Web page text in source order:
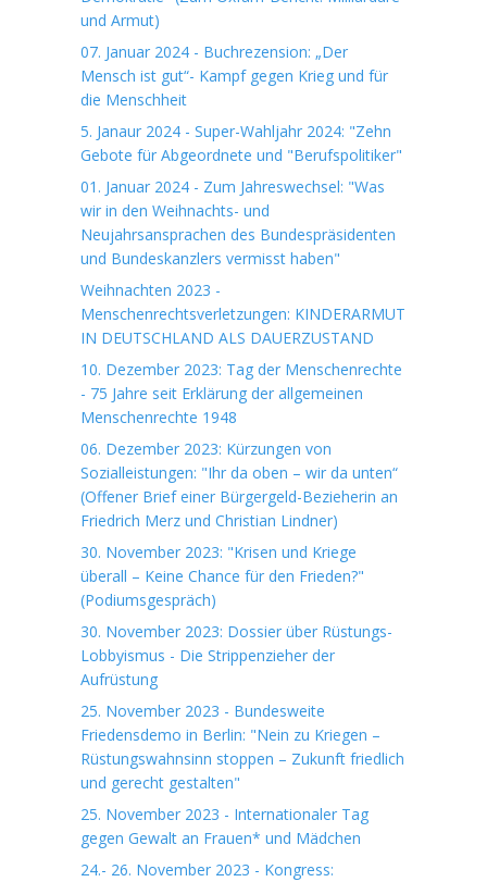
und Armut)
07. Januar 2024 - Buchrezension: „Der
Mensch ist gut“- Kampf gegen Krieg und für
die Menschheit
5. Janaur 2024 - Super-Wahljahr 2024: "Zehn
Gebote für Abgeordnete und "Berufspolitiker"
01. Januar 2024 - Zum Jahreswechsel: "Was
wir in den Weihnachts- und
Neujahrsansprachen des Bundespräsidenten
und Bundeskanzlers vermisst haben"
Weihnachten 2023 -
Menschenrechtsverletzungen: KINDERARMUT
IN DEUTSCHLAND ALS DAUERZUSTAND
10. Dezember 2023: Tag der Menschenrechte
- 75 Jahre seit Erklärung der allgemeinen
Menschenrechte 1948
06. Dezember 2023: Kürzungen von
Sozialleistungen: "Ihr da oben – wir da unten“
(Offener Brief einer Bürgergeld-Bezieherin an
Friedrich Merz und Christian Lindner)
30. November 2023: "Krisen und Kriege
überall – Keine Chance für den Frieden?"
(Podiumsgespräch)
30. November 2023: Dossier über Rüstungs-
Lobbyismus - Die Strippenzieher der
Aufrüstung
25. November 2023 - Bundesweite
Friedensdemo in Berlin: "Nein zu Kriegen –
Rüstungswahnsinn stoppen – Zukunft friedlich
und gerecht gestalten"
25. November 2023 - Internationaler Tag
gegen Gewalt an Frauen* und Mädchen
24.- 26. November 2023 - Kongress: